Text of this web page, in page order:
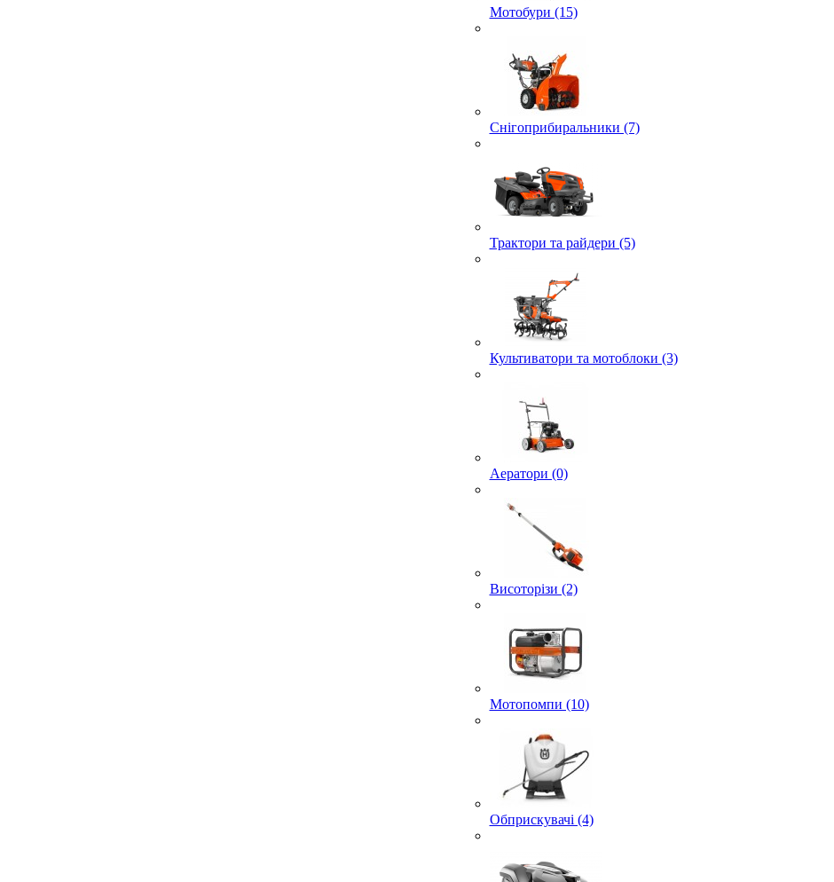
Мотобури (15)
Снігоприбиральники (7)
Трактори та райдери (5)
Культиватори та мотоблоки (3)
Аератори (0)
Висоторізи (2)
Мотопомпи (10)
Обприскувачі (4)